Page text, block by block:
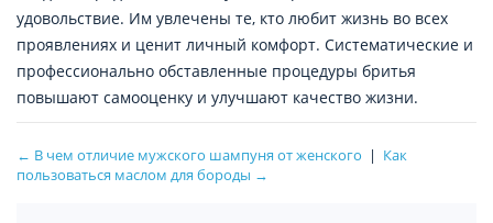
удовольствие. Им увлечены те, кто любит жизнь во всех
проявлениях и ценит личный комфорт. Систематические и
профессионально обставленные процедуры бритья
повышают самооценку и улучшают качество жизни.
← В чем отличие мужского шампуня от женского | Как
пользоваться маслом для бороды →